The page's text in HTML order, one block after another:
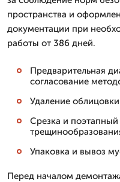
пространства и
документации при
работы от 386 дней.
Предварительная
согласование
Удаление
Срезка и
Упаковка и вывоз
Перед началом